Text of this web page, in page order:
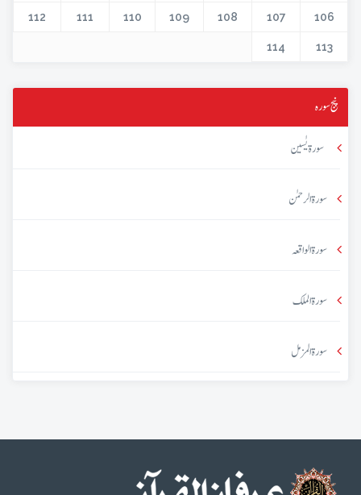
106
107
108
109
110
111
112
113
114
پنج سورہ
سورۃ یٰسین
سورۃ الرحمٰن
سورۃ الواقعہ
سورۃ الملک
سورۃ المزمل